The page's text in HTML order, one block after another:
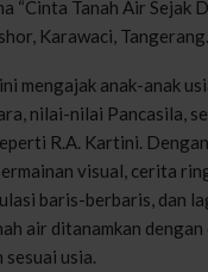
“Cinta Tanah Air Sejak
Karawaci, Tangerang.
mengajak anak-anak
nilai-nilai Pancasila,
R.A. Kartini.
visual, cerita
baris-berbaris, dan
air ditanamkan dengan
sesuai usia.